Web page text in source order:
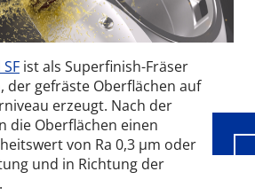
ist als Superfinish-Fräser
der gefräste Oberflächen auf
erzeugt. Nach der
die Oberflächen einen
von Ra 0,3 µm oder
und in Richtung der